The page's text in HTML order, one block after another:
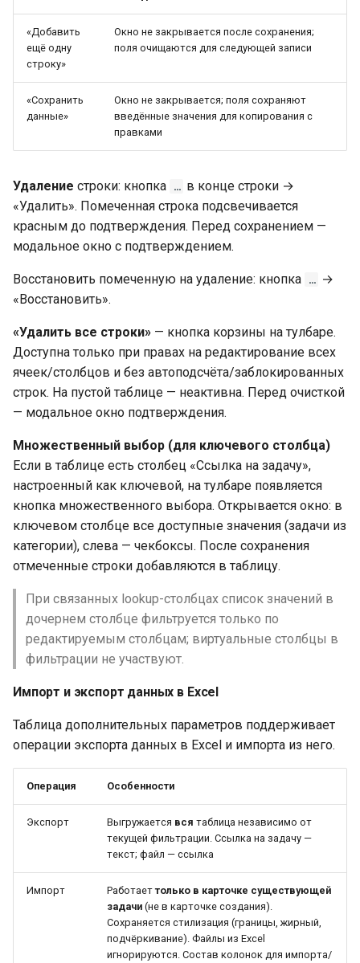
«Добавить
ещё одну
строку»
Окно не закрывается после сохранения;
поля очищаются для следующей записи
«Сохранить
данные»
Окно не закрывается; поля сохраняют
введённые значения для копирования с
правками
Удаление строки: кнопка … в конце строки →
«Удалить». Помеченная строка подсвечивается
красным до подтверждения. Перед сохранением —
модальное окно с подтверждением.
Восстановить помеченную на удаление: кнопка … →
«Восстановить».
«Удалить все строки» — кнопка корзины на тулбаре.
Доступна только при правах на редактирование всех
ячеек/столбцов и без автоподсчёта/заблокированных
строк. На пустой таблице — неактивна. Перед очисткой
— модальное окно подтверждения.
Множественный выбор (для ключевого столбца)
Если в таблице есть столбец «Ссылка на задачу»,
настроенный как ключевой, на тулбаре появляется
кнопка множественного выбора. Открывается окно: в
ключевом столбце все доступные значения (задачи из
категории), слева — чекбоксы. После сохранения
отмеченные строки добавляются в таблицу.
При связанных lookup-столбцах список значений в
дочернем столбце фильтруется только по
редактируемым столбцам; виртуальные столбцы в
фильтрации не участвуют.
Импорт и экспорт данных в Excel
Таблица дополнительных параметров поддерживает
операции экспорта данных в Excel и импорта из него.
Операция Особенности
Экспорт Выгружается вся таблица независимо от
текущей фильтрации. Ссылка на задачу —
текст; файл — ссылка
Импорт Работаеттолько в карточке существующей
задачи (не в карточке создания).
Сохраняется стилизация (границы, жирный,
подчёркивание). Файлы из Excel
игнорируются. Состав колонок для импорта/